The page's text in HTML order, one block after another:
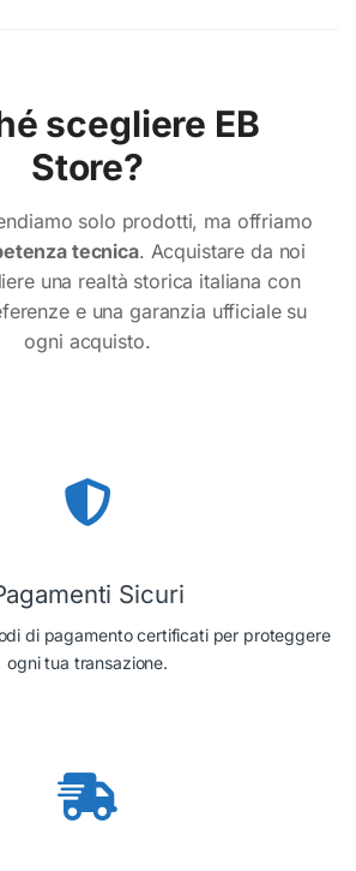
scegliere EB
Store?
solo prodotti, ma offriamo
tecnica. Acquistare da noi
una realtà storica italiana con
e una garanzia ufficiale su
ogni acquisto.
Sicuri
di pagamento certificati per proteggere
ogni tua transazione.